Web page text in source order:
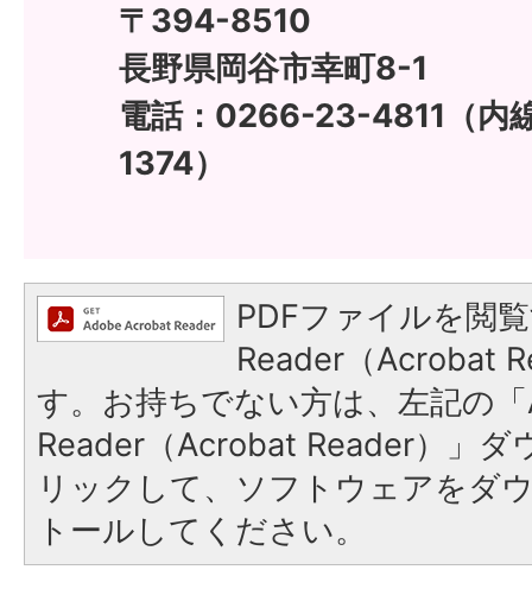
〒394-8510
長野県岡谷市幸町8-1
電話：0266-23-4811（内
1374）
PDFファイルを閲
Reader（Acrobat
す。お持ちでない方は、左記の
Reader（Acrobat Reader）」ダ
リックして、ソフトウェアをダ
トールしてください。